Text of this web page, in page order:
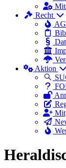
Recht
Aktion